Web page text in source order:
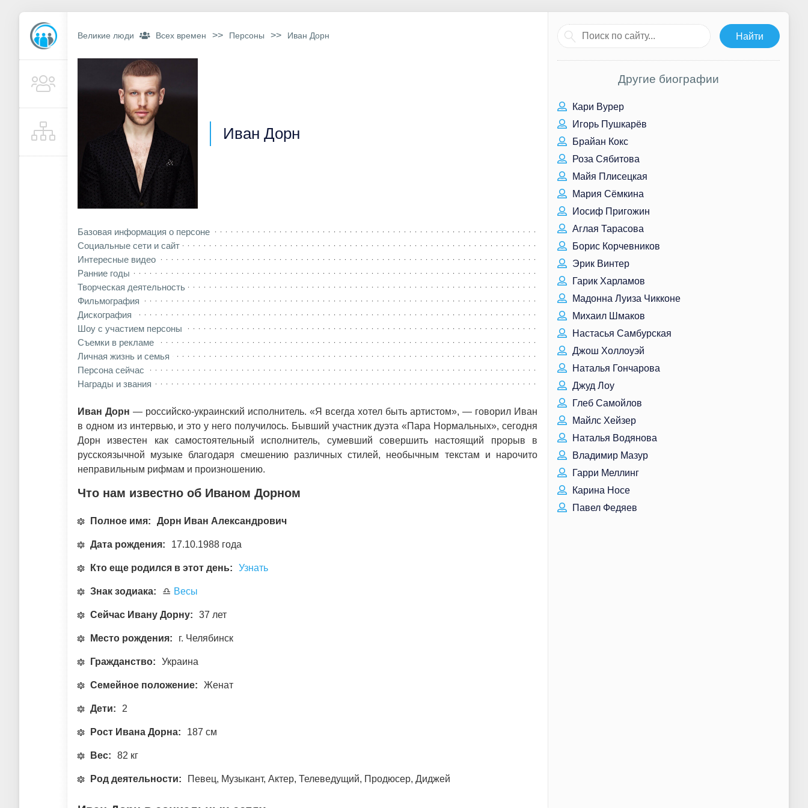
Великие люди Всех времен >> Персоны >> Иван Дорн
Иван Дорн
Базовая информация о персоне
Социальные сети и сайт
Интересные видео
Ранние годы
Творческая деятельность
Фильмография
Дискография
Шоу с участием персоны
Съемки в рекламе
Личная жизнь и семья
Персона сейчас
Награды и звания
Иван Дорн — российско-украинский исполнитель. «Я всегда хотел быть артистом», — говорил Иван
в одном из интервью, и это у него получилось. Бывший участник дуэта «Пара Нормальных», сегодня
Дорн известен как самостоятельный исполнитель, сумевший совершить настоящий прорыв в
русскоязычной музыке благодаря смешению различных стилей, необычным текстам и нарочито
неправильным рифмам и произношению.
Что нам известно об Иваном Дорном
Полное имя: Дорн Иван Александрович
Дата рождения: 17.10.1988 года
Кто еще родился в этот день: Узнать
Знак зодиака: ♎ Весы
Сейчас Ивану Дорну: 37 лет
Место рождения: г. Челябинск
Гражданство: Украина
Семейное положение: Женат
Дети: 2
Рост Ивана Дорна: 187 см
Вес: 82 кг
Род деятельности: Певец, Музыкант, Актер, Телеведущий, Продюсер, Диджей
Другие биографии
Кари Вурер
Игорь Пушкарёв
Брайан Кокс
Роза Сябитова
Майя Плисецкая
Мария Сёмкина
Иосиф Пригожин
Аглая Тарасова
Борис Корчевников
Эрик Винтер
Гарик Харламов
Мадонна Луиза Чикконе
Михаил Шмаков
Настасья Самбурская
Джош Холлоуэй
Наталья Гончарова
Джуд Лоу
Глеб Самойлов
Майлс Хейзер
Наталья Водянова
Владимир Мазур
Гарри Меллинг
Карина Носе
Павел Федяев